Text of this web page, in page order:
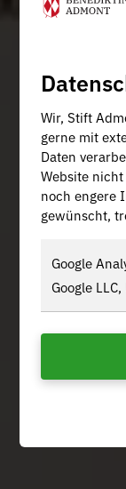
Wir, Stift
gerne mit
Daten
Website
noch engere
gewünscht,
Google
Google LLC,